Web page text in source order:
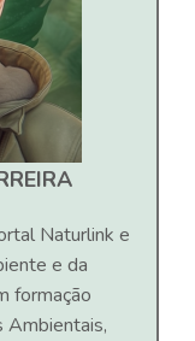
Naturlink e
e da
formação
Ambientais,